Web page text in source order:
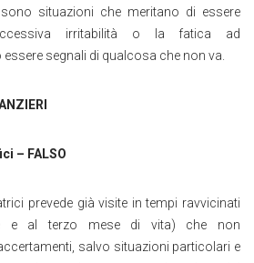
situazioni che meritano di essere
irritabilità o la fatica ad
segnali di qualcosa che non va.
– FALSO
prevede già visite in tempi ravvicinati
e al terzo mese di vita) che non
salvo situazioni particolari e